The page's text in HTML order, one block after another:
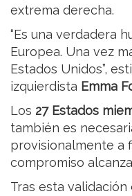
extrema derecha.
“Es una verdadera
Europea. Una vez
Estados Unidos”,
izquierdista Emma
Los 27 Estados
también es
provisionalmente a
compromiso
Tras esta